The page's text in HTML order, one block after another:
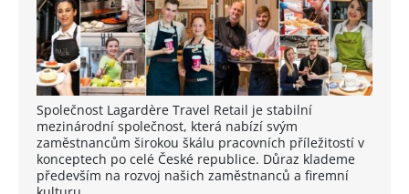
Společnost Lagardère Travel Retail je stabilní
mezinárodní společnost, která nabízí svým
zaměstnancům širokou škálu pracovních příležitostí v
konceptech po celé České republice. Důraz klademe
především na rozvoj našich zaměstnanců a firemní